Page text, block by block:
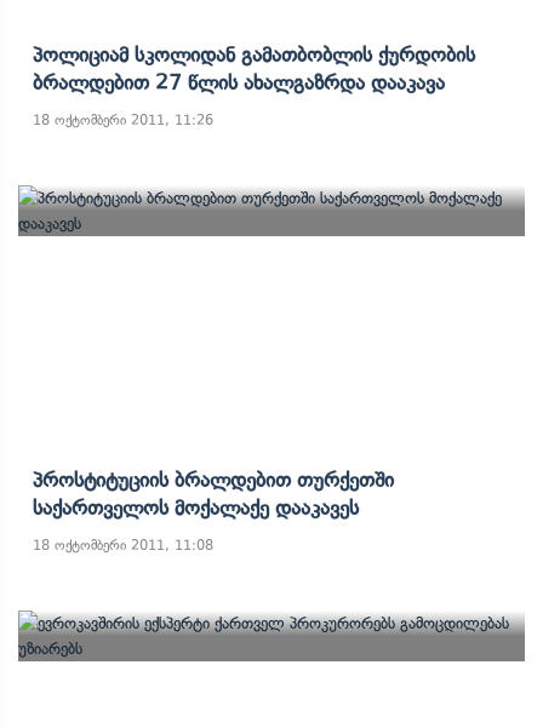
Პოლიციამ Სკოლიდან Გამათბობლის Ქურდობის
Ბრალდებით 27 Წლის Ახალგაზრდა Დააკავა
18 ოქტომბერი 2011, 11:26
Პროსტიტუციის Ბრალდებით Თურქეთში
Საქართველოს Მოქალაქე Დააკავეს
18 ოქტომბერი 2011, 11:08